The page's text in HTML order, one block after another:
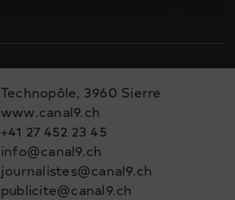
Technopôle, 3960 Sierre
www.canal9.ch
+41 27 452 23 45
info@canal9.ch
journalistes@canal9.ch
publicite@canal9.ch